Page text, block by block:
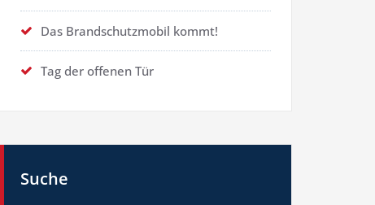
Das Brandschutzmobil kommt!
Tag der offenen Tür
Suche